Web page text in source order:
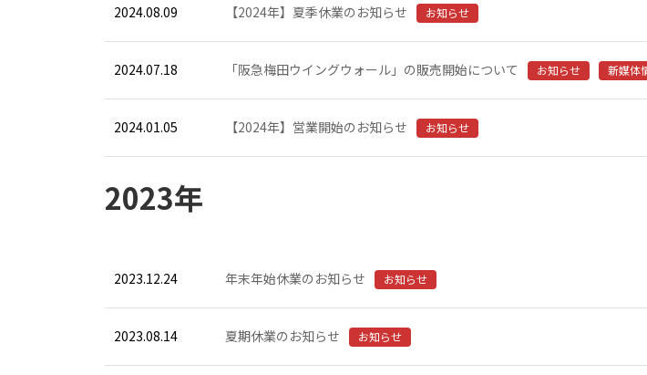
2024.08.09 【2024年】夏季休業のお知らせ お知らせ
2024.07.18 「阪急梅田ウイングウォール」の販売開始について お知らせ 新媒体
2024.01.05 【2024年】営業開始のお知らせ お知らせ
2023年
2023.12.24 年末年始休業のお知らせ お知らせ
2023.08.14 夏期休業のお知らせ お知らせ